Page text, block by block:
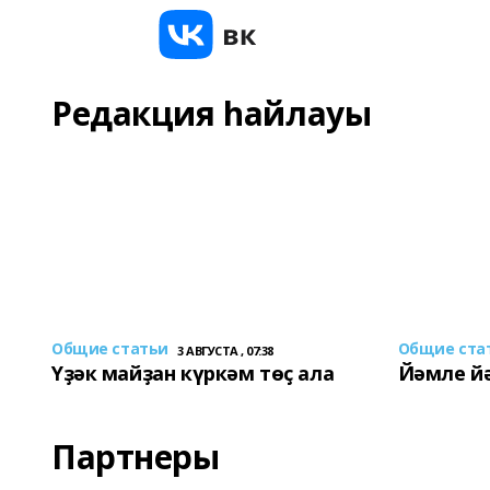
Редакция һайлауы
Общие статьи 3 АВГУСТА , 07:38
Үҙәк майҙан күркәм төҫ ала
Общие
Йәмле
Партнеры